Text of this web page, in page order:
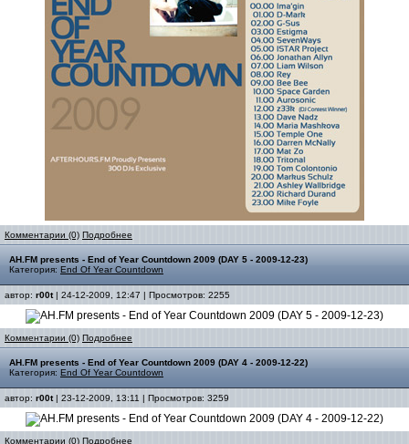
Комментарии (0) Подробнее
AH.FM presents - End of Year Countdown 2009 (DAY 5 - 2009-12-23)
Категория: End Of Year Countdown
автор: r00t| 24-12-2009, 12:47 | Просмотров: 2255
Комментарии (0) Подробнее
AH.FM presents - End of Year Countdown 2009 (DAY 4 - 2009-12-22)
Категория: End Of Year Countdown
автор: r00t| 23-12-2009, 13:11 | Просмотров: 3259
Комментарии (0) Подробнее